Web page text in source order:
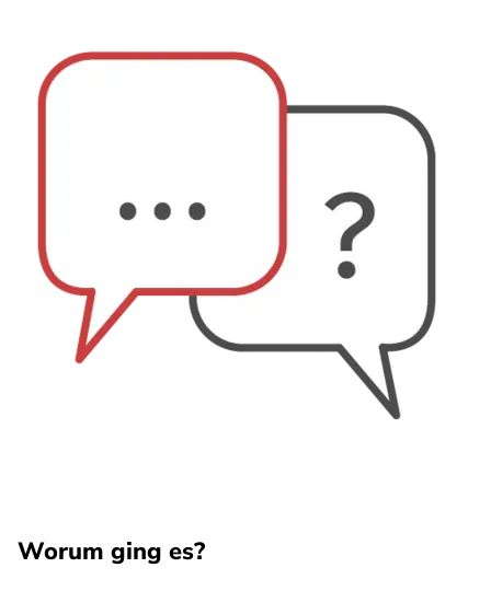
Worum ging es?